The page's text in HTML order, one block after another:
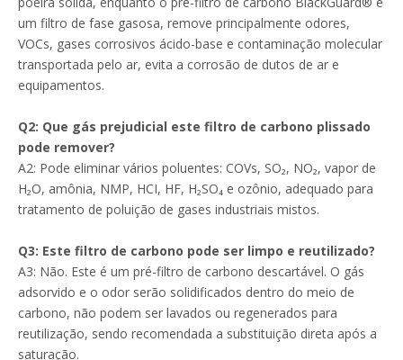
um filtro de fase gasosa, remove principalmente odores,
VOCs, gases corrosivos ácido-base e contaminação molecular
transportada pelo ar, evita a corrosão de dutos de ar e
equipamentos.
Q2: Que gás prejudicial este filtro de carbono plissado
pode remover?
A2: Pode eliminar vários poluentes: COVs, SO₂, NO₂, vapor de
H₂O, amônia, NMP, HCI, HF, H₂SO₄ e ozônio, adequado para
tratamento de poluição de gases industriais mistos.
Q3: Este filtro de carbono pode ser limpo e reutilizado?
A3: Não. Este é um pré-filtro de carbono descartável. O gás
adsorvido e o odor serão solidificados dentro do meio de
carbono, não podem ser lavados ou regenerados para
reutilização, sendo recomendada a substituição direta após a
saturação.